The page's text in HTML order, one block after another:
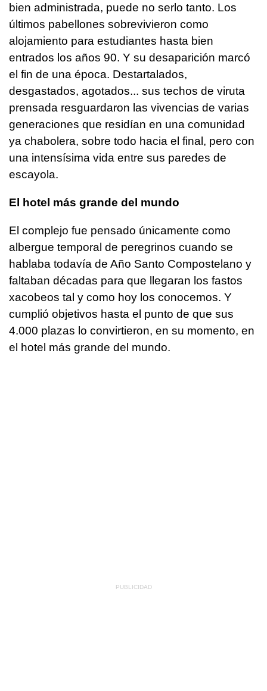
bien administrada, puede no serlo tanto. Los
últimos pabellones sobrevivieron como
alojamiento para estudiantes hasta bien
entrados los años 90. Y su desaparición marcó
el fin de una época. Destartalados,
desgastados, agotados... sus techos de viruta
prensada resguardaron las vivencias de varias
generaciones que residían en una comunidad
ya chabolera, sobre todo hacia el final, pero con
una intensísima vida entre sus paredes de
escayola.
El hotel más grande del mundo
El complejo fue pensado únicamente como
albergue temporal de peregrinos cuando se
hablaba todavía de Año Santo Compostelano y
faltaban décadas para que llegaran los fastos
xacobeos tal y como hoy los conocemos. Y
cumplió objetivos hasta el punto de que sus
4.000 plazas lo convirtieron, en su momento, en
el hotel más grande del mundo.